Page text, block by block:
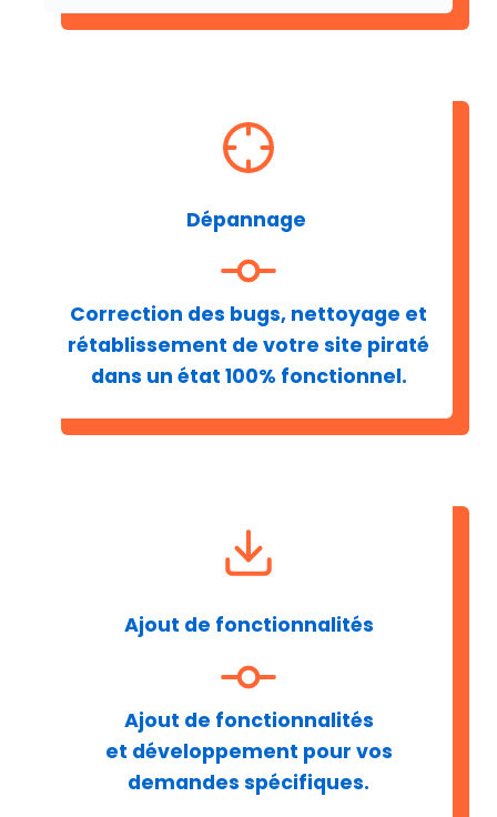
Dépannage
Correction des bugs, nettoyage et
rétablissement de votre site piraté
dans un état 100% fonctionnel.
Ajout de fonctionnalités
Ajout de fonctionnalités
et développement pour vos
demandes spécifiques.